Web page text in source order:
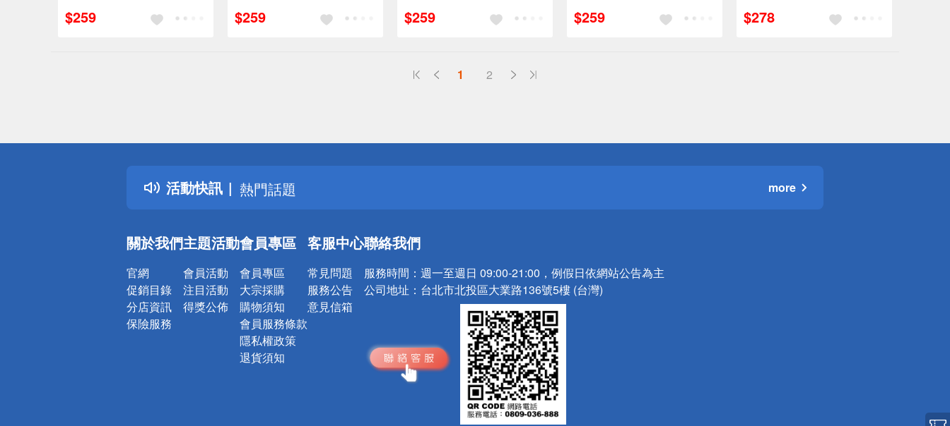
$259 $259 $259 $259 $278
1 2
活動快訊
詐騙網頁！請小心！
得獎公告
熱門話題
銀行優惠
詐騙網頁！請小心！
more
關於我們
官網
促銷目錄
分店資訊
保險服務
主題活動
會員活動
注目活動
得獎公佈
會員專區
會員專區
大宗採購
購物須知
會員服務條款
隱私權政策
退貨須知
客服中心
常見問題
服務公告
意見信箱
聯絡我們
服務時間： 週一至週日 09:00-21:00，例假日依網站公告為主
公司地址： 台北市北投區大業路136號5樓 (台灣)